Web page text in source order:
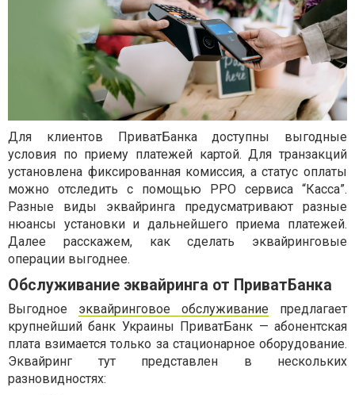
Для клиентов ПриватБанка доступны выгодные
условия по приему платежей картой. Для транзакций
установлена фиксированная комиссия, а статус оплаты
можно отследить с помощью PPO сервиса “Касса”.
Разные виды эквайринга предусматривают разные
нюансы установки и дальнейшего приема платежей.
Далее расскажем, как сделать эквайринговые
операции выгоднее.
Обслуживание эквайринга от ПриватБанка
Выгодное эквайринговое обслуживание предлагает
крупнейший банк Украины ПриватБанк — абонентская
плата взимается только за стационарное оборудование.
Эквайринг тут представлен в нескольких
разновидностях: